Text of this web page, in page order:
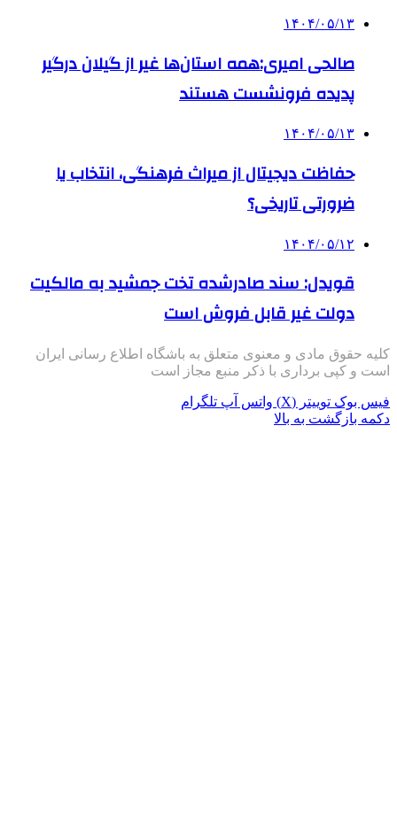
۱۴۰۴/۰۵/۱۳
صالحی امیری:همه استان‌ها غیر از گیلان درگیر
پدیده فرونشست هستند
۱۴۰۴/۰۵/۱۳
حفاظت دیجیتال از میراث فرهنگی، انتخاب یا
ضرورتی تاریخی؟
۱۴۰۴/۰۵/۱۲
قویدل: سند صادرشده تخت جمشید به مالکیت
دولت غیر قابل فروش است
کلیه حقوق مادی و معنوی متعلق به باشگاه اطلاع رسانی ایران
است و کپی برداری با ذکر منبع مجاز است
فیس بوک توییتر (X) واتس آپ تلگرام
دکمه بازگشت به بالا